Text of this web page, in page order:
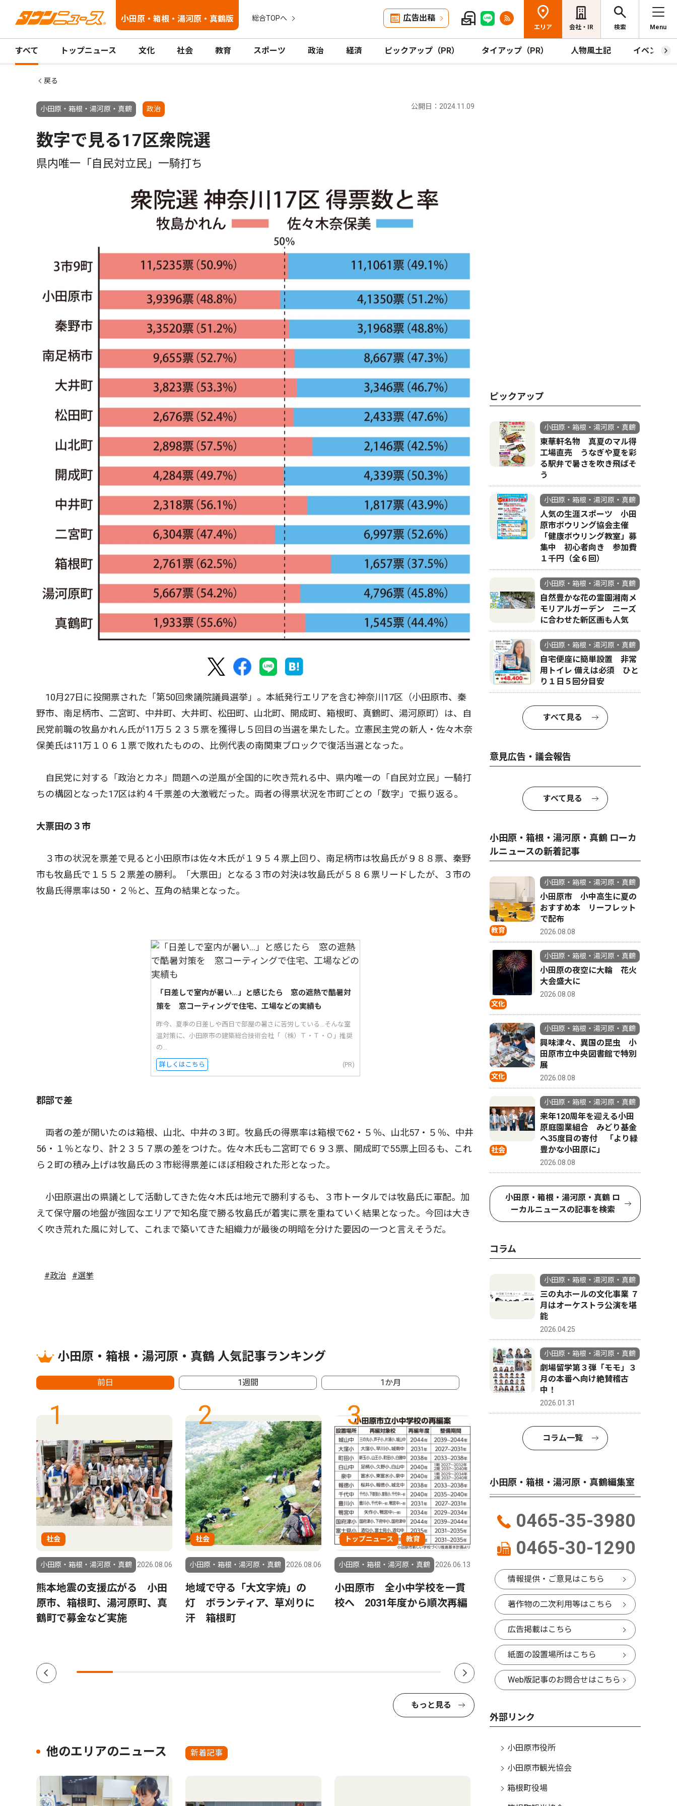
小田原・箱根・湯河原・真鶴版 総合TOPへ 広告出稿
エリア 会社・IR 検索 Menu
すべて トップニュース 文化 社会 教育 スポーツ 政治 経済 ピックアップ（PR） タイアップ（PR） 人物風土記 イベント
戻る
小田原・箱根・湯河原・真鶴 政治 公開日：2024.11.09
数字で見る17区衆院選
県内唯一「自民対立民」一騎打ち
10月27日に投開票された「第50回衆議院議員選挙」。本紙発行エリアを含む神奈川17区（小田原市、秦
野市、南足柄市、二宮町、中井町、大井町、松田町、山北町、開成町、箱根町、真鶴町、湯河原町）は、自
民党前職の牧島かれん氏が11万５２３５票を獲得し５回目の当選を果たした。立憲民主党の新人・佐々木奈
保美氏は11万１０６１票で敗れたものの、比例代表の南関東ブロックで復活当選となった。
自民党に対する「政治とカネ」問題への逆風が全国的に吹き荒れる中、県内唯一の「自民対立民」一騎打
ちの構図となった17区は約４千票差の大激戦だった。両者の得票状況を市町ごとの「数字」で振り返る。
大票田の３市
３市の状況を票差で見ると小田原市は佐々木氏が１９５４票上回り、南足柄市は牧島氏が９８８票、秦野
市も牧島氏で１５５２票差の勝利。「大票田」となる３市の対決は牧島氏が５８６票リードしたが、３市の
牧島氏得票率は50・２％と、互角の結果となった。
「日差しで室内が暑い…」と感じたら 窓の遮熱で酷暑対
策を 窓コーティングで住宅、工場などの実績も
昨今、夏季の日差しや西日で部屋の暑さに苦労している...そんな室
温対策に、小田原市の建築総合技術会社「（株）Ｔ・Ｔ・Ｏ」推奨
の...
詳しくはこちら (PR)
郡部で差
両者の差が開いたのは箱根、山北、中井の３町。牧島氏の得票率は箱根で62・５％、山北57・５％、中井
56・１％となり、計２３５７票の差をつけた。佐々木氏も二宮町で６９３票、開成町で55票上回るも、これ
ら２町の積み上げは牧島氏の３市総得票差にほぼ相殺された形となった。
小田原選出の県議として活動してきた佐々木氏は地元で勝利するも、３市トータルでは牧島氏に軍配。加
えて保守層の地盤が強固なエリアで知名度で勝る牧島氏が着実に票を重ねていく結果となった。今回は大き
く吹き荒れた風に対して、これまで築いてきた組織力が最後の明暗を分けた要因の一つと言えそうだ。
#政治 #選挙
小田原・箱根・湯河原・真鶴 人気記事ランキング
前日 1週間 1か月
1
社会
小田原・箱根・湯河原・真鶴 2026.08.06
熊本地震の支援広がる 小田
原市、箱根町、湯河原町、真
鶴町で募金など実施
2
社会
小田原・箱根・湯河原・真鶴 2026.08.06
地域で守る「大文字焼」の
灯 ボランティア、草刈りに
汗 箱根町
3
トップニュース 教育
小田原・箱根・湯河原・真鶴 2026.06.13
小田原市 全小中学校を一貫
校へ 2031年度から順次再編
4
自宅便座に簡単設置 非常用
トイレ 備えは必須 ひとり１
日５回分目安
本紙発行
ム 最多
も
もっと見る
他のエリアのニュース 新着記事
ピックアップ
小田原・箱根・湯河原・真鶴
東華軒名物 真夏のマル得
工場直売 うなぎや夏を彩
る駅弁で暑さを吹き飛ばそ
う
小田原・箱根・湯河原・真鶴
人気の生涯スポーツ 小田
原市ボウリング協会主催
「健康ボウリング教室」募
集中 初心者向き 参加費
１千円（全６回）
小田原・箱根・湯河原・真鶴
自然豊かな花の霊園湘南メ
モリアルガーデン ニーズ
に合わせた新区画も人気
小田原・箱根・湯河原・真鶴
自宅便座に簡単設置 非常
用トイレ 備えは必須 ひと
り１日５回分目安
すべて見る
意見広告・議会報告
すべて見る
小田原・箱根・湯河原・真鶴 ローカ
ルニュースの新着記事
教育
小田原・箱根・湯河原・真鶴
小田原市 小中高生に夏の
おすすめ本 リーフレット
で配布
2026.08.08
文化
小田原・箱根・湯河原・真鶴
小田原の夜空に大輪 花火
大会盛大に
2026.08.08
文化
小田原・箱根・湯河原・真鶴
興味津々、異国の昆虫 小
田原市立中央図書館で特別
展
2026.08.08
社会
小田原・箱根・湯河原・真鶴
来年120周年を迎える小田
原庭園業組合 みどり基金
へ35度目の寄付 「より緑
豊かな小田原に」
2026.08.08
小田原・箱根・湯河原・真鶴 ロ
ーカルニュースの記事を検索
コラム
小田原・箱根・湯河原・真鶴
三の丸ホールの文化事業 ７
月はオーケストラ公演を堪
能
2026.04.25
小田原・箱根・湯河原・真鶴
劇場留学第３弾「モモ」３
月の本番へ向け絶賛稽古
中！
2026.01.31
コラム一覧
小田原・箱根・湯河原・真鶴編集室
0465-35-3980
0465-30-1290
情報提供・ご意見はこちら
著作物の二次利用等はこちら
広告掲載はこちら
紙面の設置場所はこちら
Web版記事のお問合せはこちら
外部リンク
小田原市役所
小田原市観光協会
箱根町役場